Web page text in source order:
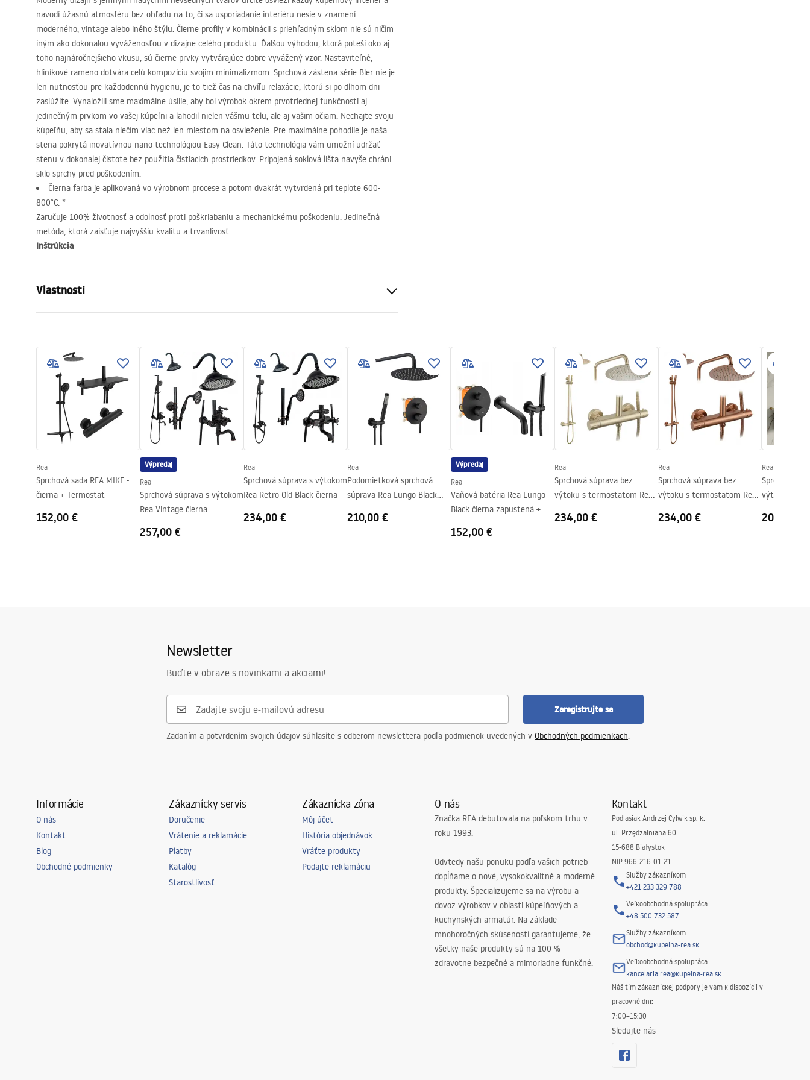
navodí úžasnú atmosféru bez ohľadu na to, či sa usporiadanie interiéru nesie v znamení
moderného, ​​vintage alebo iného štýlu. Čierne profily v kombinácii s priehľadným sklom nie sú ničím
iným ako dokonalou vyváženosťou v dizajne celého produktu. Ďalšou výhodou, ktorá poteší oko aj
toho najnáročnejšieho vkusu, sú čierne prvky vytvárajúce dobre vyvážený vzor. Nastaviteľné,
hliníkové rameno dotvára celú kompozíciu svojim minimalizmom. Sprchová zástena série Bler nie je
len nutnosťou pre každodennú hygienu, je to tiež čas na chvíľu relaxácie, ktorú si po dlhom dni
zaslúžite. Vynaložili sme maximálne úsilie, aby bol výrobok okrem prvotriednej funkčnosti aj
jedinečným prvkom vo vašej kúpeľni a lahodil nielen vášmu telu, ale aj vašim očiam. Nechajte svoju
kúpeľňu, aby sa stala niečím viac než len miestom na osvieženie. Pre maximálne pohodlie je naša
stena pokrytá inovatívnou nano technológiou Easy Clean. Táto technológia vám umožní udržať
stenu v dokonalej čistote bez použitia čistiacich prostriedkov. Pripojená soklová lišta navyše chráni
sklo sprchy pred poškodením.
Čierna farba je aplikovaná vo výrobnom procese a potom dvakrát vytvrdená pri teplote 600-
800°C. *
Zaručuje 100% životnosť a odolnosť proti poškriabaniu a mechanickému poškodeniu. Jedinečná
metóda, ktorá zaisťuje najvyššiu kvalitu a trvanlivosť.
Inštrúkcia
Vlastnosti
Typ kabíny
Vstúpiť
Farba skla
Transparent 8mm
Séria
Rea
Sprchová sada REA MIKE -
čierna + Termostat
152,00 €
Výpredaj
Rea
Sprchová súprava s výtokom
Rea Vintage čierna
257,00 €
Rea
Sprchová súprava s výtokom
Rea Retro Old Black čierna
234,00 €
Rea
Podomietková sprchová
súprava Rea Lungo Black
210,00 €
Výpredaj
Rea
Vaňová batéria Rea Lungo
Black čierna zapustená +
152,00 €
Rea
Sprchová súprava bez
výtoku s termostatom Rea
234,00 €
Rea
Sprchová súprava bez
výtoku s termostatom Rea
234,00 €
Rea
Sprchová
výtoku s
201,00 €
Newsletter
Buďte v obraze s novinkami a akciami!
Zaregistrujte sa
Zadaním a potvrdením svojich údajov súhlasíte s odberom newslettera podľa podmienok uvedených v Obchodných podmienkach.
Informácie
O nás
Kontakt
Blog
Obchodné podmienky
Zákaznícky servis
Doručenie
Vrátenie a reklamácie
Platby
Katalóg
Starostlivosť
Zákaznícka zóna
Môj účet
História objednávok
Vráťte produkty
Podajte reklamáciu
O nás
Značka REA debutovala na poľskom trhu v
roku 1993.
Odvtedy našu ponuku podľa vašich potrieb
dopĺňame o nové, vysokokvalitné a moderné
produkty. Špecializujeme sa na výrobu a
dovoz výrobkov v oblasti kúpeľňových a
kuchynských armatúr. Na základe
mnohoročných skúseností garantujeme, že
všetky naše produkty sú na 100 %
zdravotne bezpečné a mimoriadne funkčné.
Kontakt
Podlasiak Andrzej Cylwik sp. k.
ul. Przędzalniana 60
15-688 Białystok
NIP 966-216-01-21
Služby zákazníkom
+421 233 329 788
Veľkoobchodná spolupráca
+48 500 732 587
Služby zákazníkom
obchod@kupelna-rea.sk
Veľkoobchodná spolupráca
kancelaria.rea@kupelna-rea.sk
Náš tím zákazníckej podpory je vám k dispozícii v
pracovné dni:
7:00–15:30
Sledujte nás